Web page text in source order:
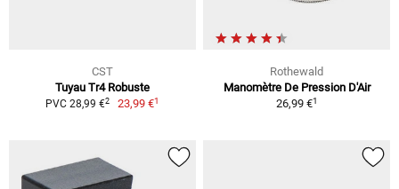
CST
Tuyau Tr4 Robuste
PVC 28,99 €2 23,99 €1
Rothewald
Manomètre De Pression D'Air
26,99 €1